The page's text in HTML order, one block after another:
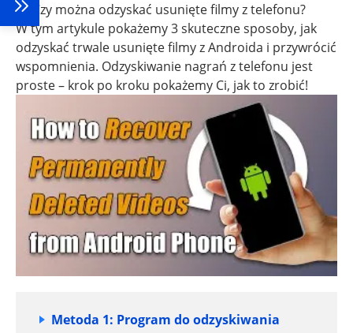
😟 Czy można odzyskać usunięte filmy z telefonu?
W tym artykule pokażemy 3 skuteczne sposoby, jak
odzyskać trwale usunięte filmy z Androida i przywrócić
wspomnienia. Odzyskiwanie nagrań z telefonu jest
proste – krok po kroku pokażemy Ci, jak to zrobić!
Metoda 1: Program do odzyskiwania